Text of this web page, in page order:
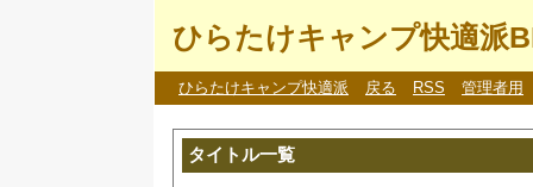
ひらたけキャンプ快適派
ひらたけキャンプ快適派 戻る RSS 管理者用
タイトル一覧